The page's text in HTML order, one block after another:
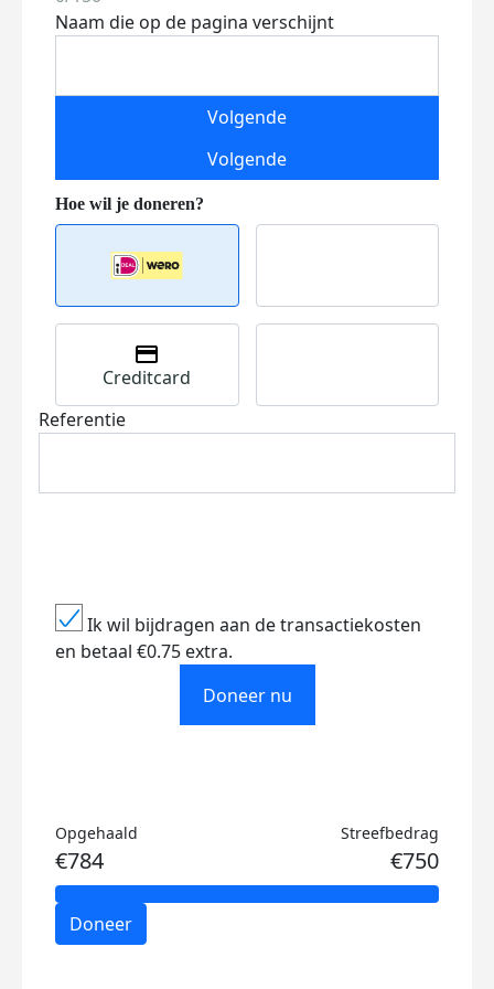
Naam die op de pagina verschijnt
Volgende
Volgende
Creditcard
Referentie
Ik wil bijdragen aan de transactiekosten
en betaal €0.75 extra.
Doneer nu
Opgehaald
€784
Streefbedrag
€750
Doneer